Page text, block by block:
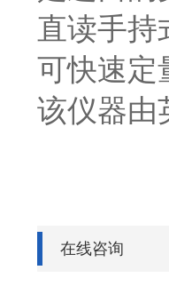
直读手持
可快速定
该仪器由
在线咨询